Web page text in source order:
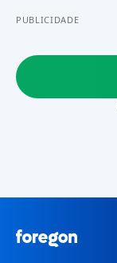
PUBLICIDADE